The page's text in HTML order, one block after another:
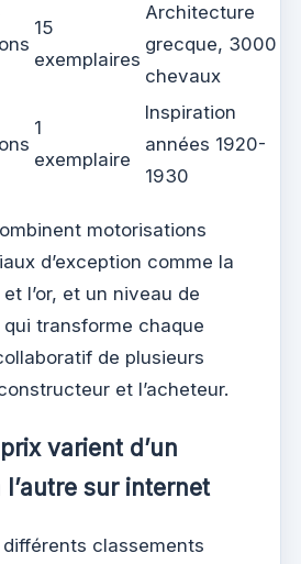
15
exemplaires
Architecture
grecque, 3000
chevaux
1
exemplaire
Inspiration
années 1920-
1930
motorisations
d’exception comme la
l’or, et un niveau de
transforme chaque
de plusieurs
et l’acheteur.
varient d’un
sur internet
classements